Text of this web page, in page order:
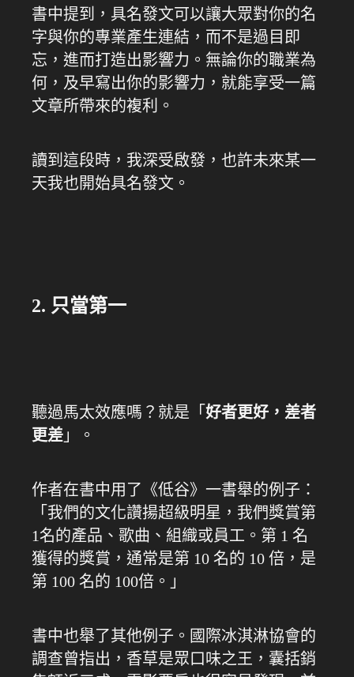
書中提到，具名發文可以讓大眾對你的名
字與你的專業產生連結，而不是過目即
忘，進而打造出影響力。無論你的職業為
何，及早寫出你的影響力，就能享受一篇
文章所帶來的複利。
讀到這段時，我深受啟發，也許未來某一
天我也開始具名發文。
2. 只當第一
聽過馬太效應嗎？就是「 好者更好，差者
更差 」。
作者在書中用了《低谷》一書舉的例子：
「我們的文化讚揚超級明星，我們獎賞第
1名的產品、歌曲、組織或員工。第 1 名
獲得的獎賞，通常是第 10 名的 10 倍，是
第 100 名的 100倍。」
書中也舉了其他例子。國際冰淇淋協會的
調查曾指出，香草是眾口味之王，囊括銷